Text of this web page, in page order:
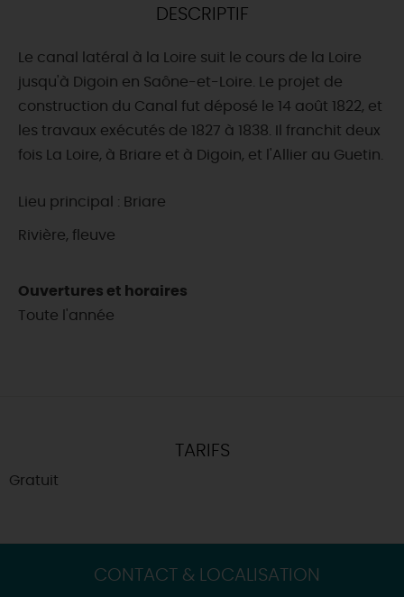
CE WEEK-END
CETTE SEMAINE
DESCRIPTIF
Le canal latéral à la Loire suit le cours de la Loire
jusqu'à Digoin en Saône-et-Loire. Le projet de
construction du Canal fut déposé le 14 août 1822, et
les travaux exécutés de 1827 à 1838. Il franchit deux
fois La Loire, à Briare et à Digoin, et l'Allier au Guetin.
Lieu principal : Briare
Rivière, fleuve
Ouvertures et horaires
Toute l'année
TARIFS
Gratuit
CONTACT & LOCALISATION